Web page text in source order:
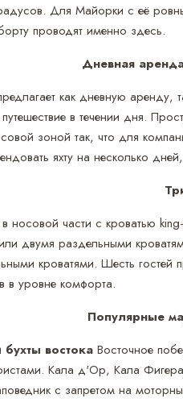
Для Майорки с её
проводят именно здесь.
Дневная
как дневную аренду,
путешествие в течении дня.
зоной так, что для
яхту на несколько
носовой части с кроватью
двумя раздельными
кроватями. Шесть гостей
в уровне комфорта.
Популярные
востока Восточное
Кала д'Ор, Кала
с запретом на